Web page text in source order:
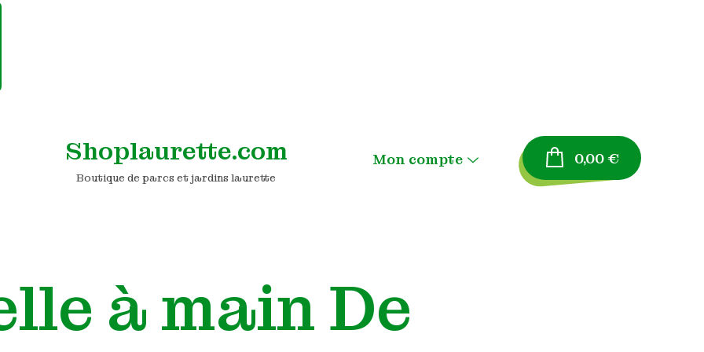
Shoplaurette.com
Boutique de parcs et jardins laurette
Mon compte Menu
0,00€
à main De